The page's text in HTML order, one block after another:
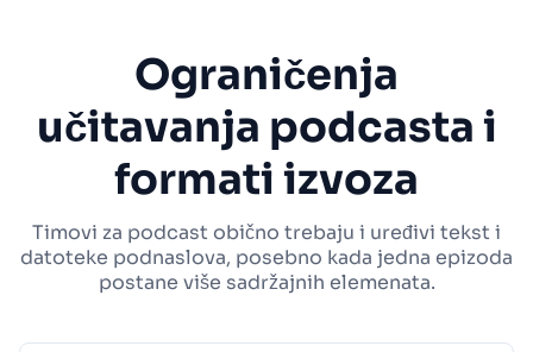
Ograničenja
učitavanja podcasta i
formati izvoza
Timovi za podcast obično trebaju i uređivi tekst i
datoteke podnaslova, posebno kada jedna epizoda
postane više sadržajnih elemenata.